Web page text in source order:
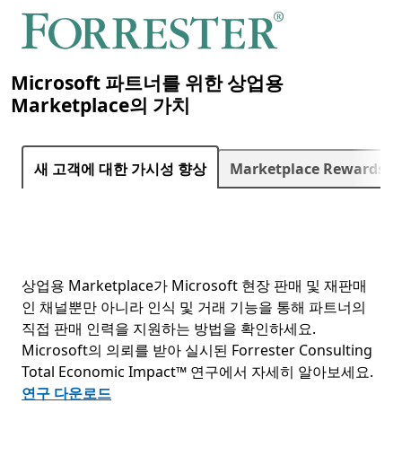
Microsoft 파트너를 위한 상업용
Marketplace의 가치
새 고객에 대한 가시성 향상 Marketplace Rewards
다음
상업용 Marketplace가 Microsoft 현장 판매 및 재판매
인 채널뿐만 아니라 인식 및 거래 기능을 통해 파트너의
직접 판매 인력을 지원하는 방법을 확인하세요.
Microsoft의 의뢰를 받아 실시된 Forrester Consulting
Total Economic Impact™ 연구에서 자세히 알아보세요.
연구 다운로드